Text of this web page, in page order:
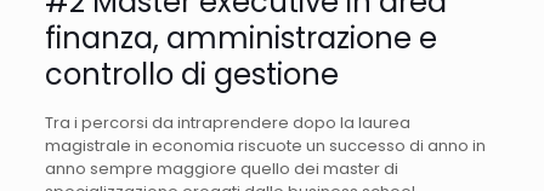
finanza, amministrazione e
controllo di gestione
Tra i percorsi da intraprendere dopo la laurea
magistrale in economia riscuote un successo di anno in
anno sempre maggiore quello dei master di